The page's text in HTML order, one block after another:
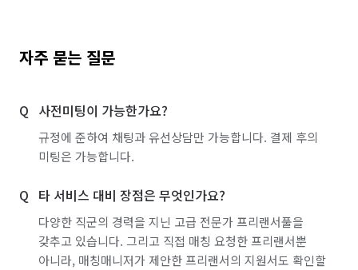
자주 묻는 질문
사전미팅이 가능한가요?
규정에 준하여 채팅과 유선상담만 가능합니다. 결제 후의
미팅은 가능합니다.
타 서비스 대비 장점은 무엇인가요?
다양한 직군의 경력을 지닌 고급 전문가 프리랜서풀을
갖추고 있습니다. 그리고 직접 매칭 요청한 프리랜서뿐
아니라, 매칭매니저가 제안한 프리랜서의 지원서도 확인할